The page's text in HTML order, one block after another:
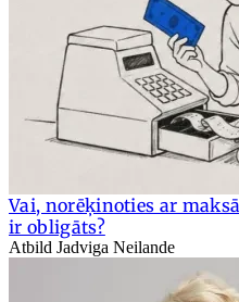
Vai, norēķinoties ar
ir obligāts?
Atbild Jadviga Neilande